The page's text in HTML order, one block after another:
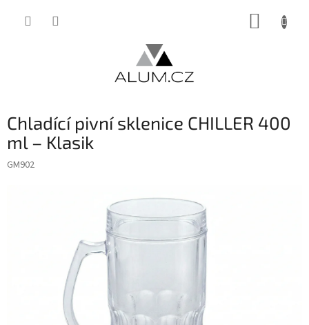
Chladící pivní sklenice CHILLER 400
ml – Klasik
GM902